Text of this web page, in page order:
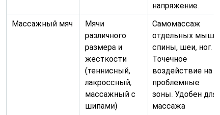
напряжение.
Массажный мяч
Мячи
различного
размера и
жесткости
(теннисный,
лакроссный,
массажный с
шипами)
Самомассаж
отдельных мышц
спины, шеи, ног.
Точечное
воздействие на
проблемные
зоны. Удобен для
массажа